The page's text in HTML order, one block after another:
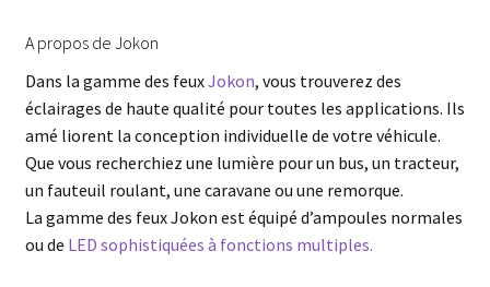
A propos de Jokon
Dans la gamme des feuxJokon, vous trouverez des
éclairages de haute qualité pour toutes les applications. Ils
amé liorent la conception individuelle de votre véhicule.
Que vous recherchiez une lumière pour un bus, un tracteur,
un fauteuil roulant, une caravane ou une remorque.
La gamme des feux Jokon est équipé d’ampoules normales
ou de LED sophistiquées à fonctions multiples.